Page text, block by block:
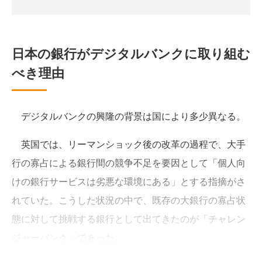
日本の銀行がデジタルバンクに取り組む
べき理由
デジタルバンクの興隆の背景は国により多少異なる。
英国では、リーマンショック後の改革の過程で、大手
行の寡占による銀行間の競争不足を要因として「個人向
けの銀行サービスは劣悪な環境にある」とする指摘がさ
れていた。こうした状況の中で、既存の大銀行の寡占状
態に対して挑戦する銀行として出てきたのが「チャレン